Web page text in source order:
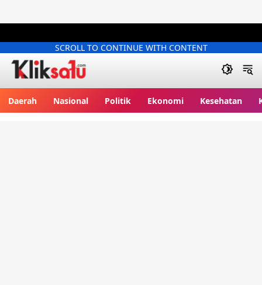
SCROLL TO CONTINUE WITH CONTENT
Daerah Nasional Politik Ekonomi Kesehatan